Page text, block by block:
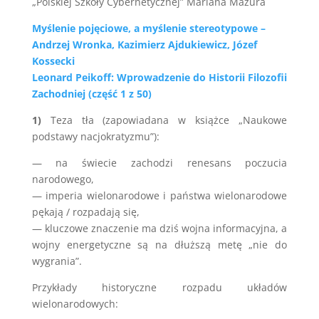
Myślenie pojęciowe, a myślenie stereotypowe –
Andrzej Wronka, Kazimierz Ajdukiewicz, Józef
Kossecki
Leonard Peikoff: Wprowadzenie do Historii Filozofii
Zachodniej (część 1 z 50)
1) Teza tła (zapowiadana w książce „Naukowe
podstawy nacjokratyzmu”):
— na świecie zachodzi renesans poczucia
narodowego,
— imperia wielonarodowe i państwa wielonarodowe
pękają / rozpadają się,
— kluczowe znaczenie ma dziś wojna informacyjna, a
wojny energetyczne są na dłuższą metę „nie do
wygrania”.
Przykłady historyczne rozpadu układów
wielonarodowych: